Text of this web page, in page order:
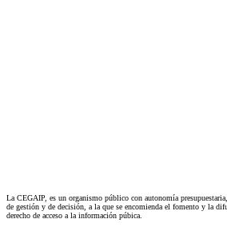
La CEGAIP, es un organismo público con autonomía
de gestión y de decisión, a la que se encomienda el fomento y la
derecho de acceso a la información púbica.